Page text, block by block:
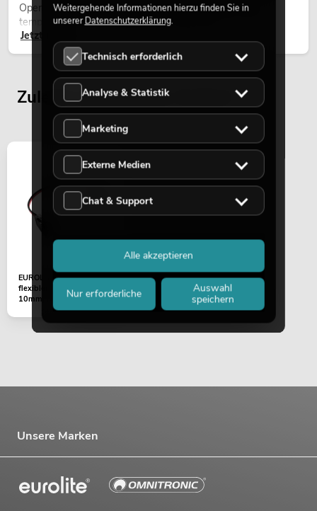
Open-Air-Konzerten, Architekturinszenierungen und
temporären Außeninstallationen eingesetzt.
Jetzt lesen
Zuletzt angesehene Artikel
EUROLITE LED Strip
flexibler Verbinder 2Pin
10mm
Unsere Marken
Weitergehende Informationen hierzu finden Sie in
unsererDatenschutzerklärung.
Technisch erforderlich
Analyse & Statistik
Marketing
Externe Medien
Chat & Support
Nur erforderliche
Auswahl
speichern
Alle akzeptieren